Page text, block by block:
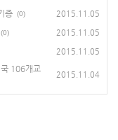
증 (0) 2015.11.05
(0) 2015.11.05
2015.11.05
106개교
2015.11.04